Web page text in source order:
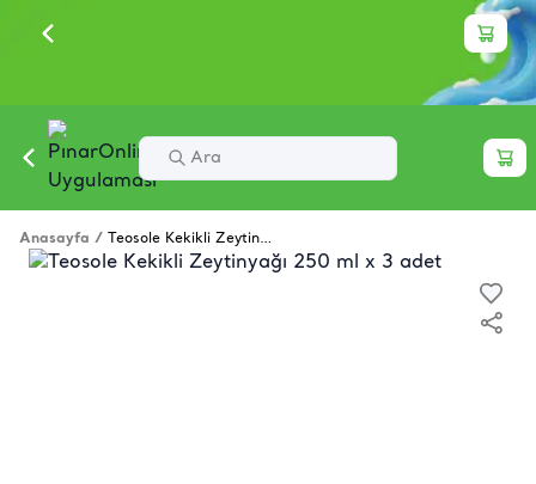
Anasayfa / Teosole Kekikli Zeytinyağı 250 ml x 3 adet